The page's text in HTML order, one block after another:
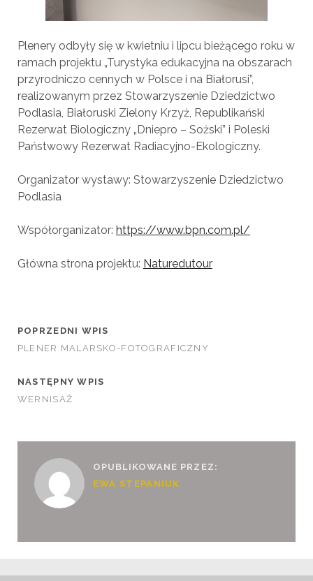
Plenery odbyły się w kwietniu i lipcu bieżącego roku w
ramach projektu „Turystyka edukacyjna na obszarach
przyrodniczo cennych w Polsce i na Białorusi”,
realizowanym przez Stowarzyszenie Dziedzictwo
Podlasia, Białoruski Zielony Krzyż, Republikański
Rezerwat Biologiczny „Dniepro – Sożski” i Poleski
Państwowy Rezerwat Radiacyjno-Ekologiczny.
Organizator wystawy: Stowarzyszenie Dziedzictwo
Podlasia
Współorganizator: https://www.bpn.com.pl/
Główna strona projektu: Naturedutour
POPRZEDNI WPIS
PLENER MALARSKO-FOTOGRAFICZNY
NASTĘPNY WPIS
WERNISAŻ
OPUBLIKOWANE PRZEZ:
EWA STEPANIUK